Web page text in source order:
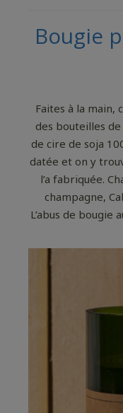
Bougie
Faites à la main,
des bouteilles
de cire de soja
datée et on y
l’a fabriquée.
champagne,
L’abus de bougie